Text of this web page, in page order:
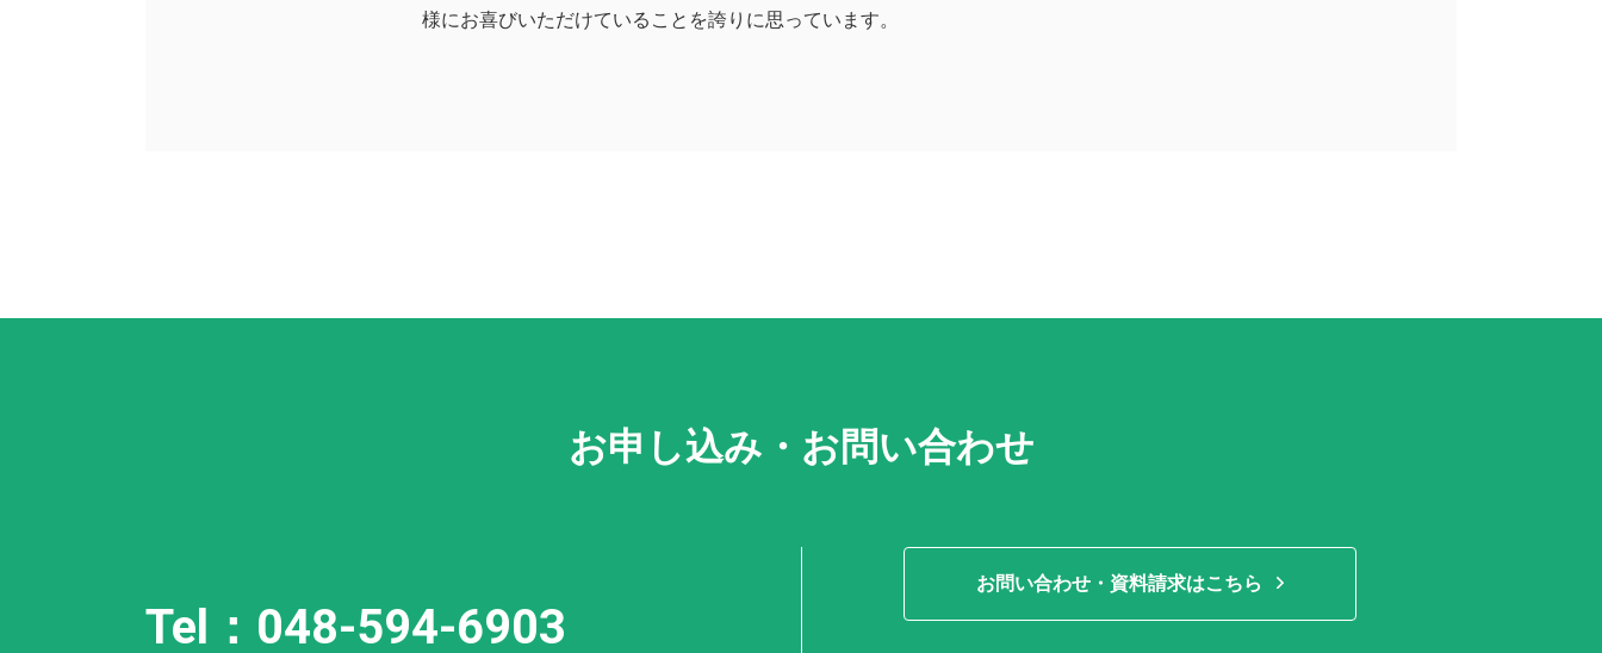
様にお喜びいただけていることを誇りに思っています。
お申し込み・お問い合わせ
Tel：048-594-6903
お問い合わせ・資料請求はこちら